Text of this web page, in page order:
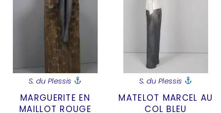
S. du Plessis
MARGUERITE EN
MAILLOT ROUGE
S. du Plessis
MATELOT MARCEL AU
COL BLEU